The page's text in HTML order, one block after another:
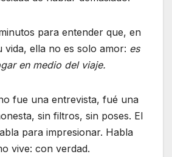
para entender que, en
vida, ella no es solo amor: es
en medio del viaje.
fue una entrevista, fué una
sin filtros, sin poses. El
para impresionar. Habla
vive: con verdad.